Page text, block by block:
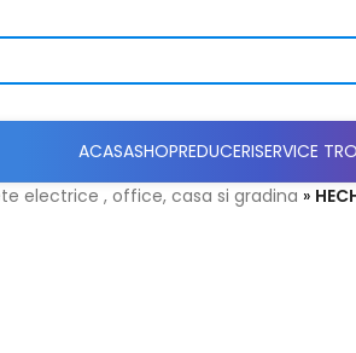
ACASASHOPREDUCERISERVICE
electrice , office, casa si gradina »